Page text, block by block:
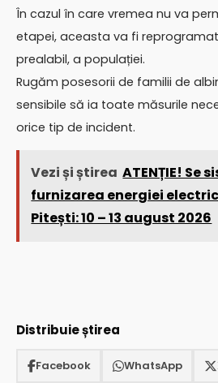
În cazul în care vremea nu va
etapei, aceasta va fi
prealabil, a populației.
Rugăm posesorii de familii de
sensibile să ia toate măsurile
orice tip de incident.
Vezi și știrea ATENȚIE! Se
furnizarea energiei
Pitești: 10 – 13 august 2026
Distribuie știrea
Facebook WhatsApp